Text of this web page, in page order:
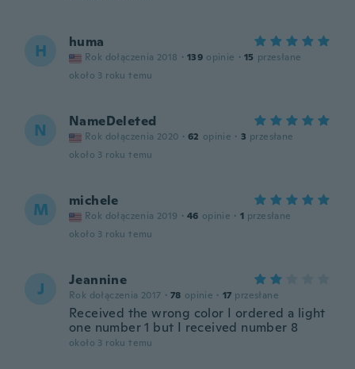
H huma
Rok dołączenia 2018 · 139 opinie · 15 przesłane
około 3 roku temu
N NameDeleted
Rok dołączenia 2020 · 62 opinie · 3 przesłane
około 3 roku temu
M michele
Rok dołączenia 2019 · 46 opinie · 1 przesłane
około 3 roku temu
J Jeannine
Rok dołączenia 2017 · 78 opinie · 17 przesłane
Received the wrong color I ordered a light
one number 1 but I received number 8
około 3 roku temu